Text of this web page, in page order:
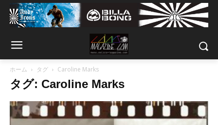
ホーム タグ Caroline Marks
タグ: Caroline Marks